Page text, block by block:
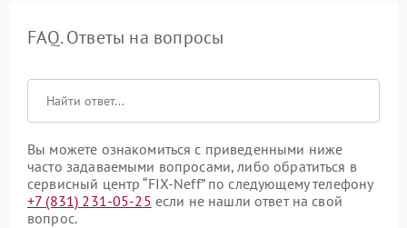
FAQ. Ответы на вопросы
Вы можете ознакомиться с приведенными ниже
часто задаваемыми вопросами, либо обратиться в
сервисный центр “FIX-Neff” по следующему телефону
+7 (831) 231-05-25 если не нашли ответ на свой
вопрос.